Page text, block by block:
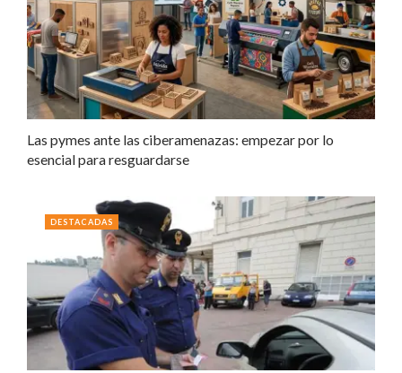
Las pymes ante las ciberamenazas: empezar por lo
esencial para resguardarse
DESTACADAS